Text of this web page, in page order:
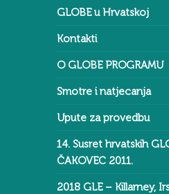
GLOBE u Hrvatskoj
Kontakti
O GLOBE PROGRAMU
Smotre i natjecanja
Upute za provedbu
14. Susret hrvatskih
ČAKOVEC 2011.
2018 GLE – Killarney,